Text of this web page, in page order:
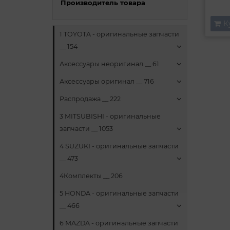
Производитель товара
1 TOYOTA - оригинальные запчасти
__ 154
Аксессуары неоригинал __ 61
Аксессуары оригинал __ 716
Распродажа __ 222
3 MITSUBISHI - оригинальные
запчасти __ 1053
4 SUZUKI - оригинальные запчасти
__ 473
4Комплекты __ 206
5 HONDA - оригинальные запчасти
__ 466
6 MAZDA - оригинальные запчасти